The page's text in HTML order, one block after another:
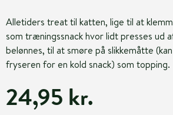
Alletiders treat til katten, lige til at
som træningssnack hvor lidt presses ud
belønnes, til at smøre på slikkemåtte
fryseren for en kold snack) som topping.
24,95 kr.